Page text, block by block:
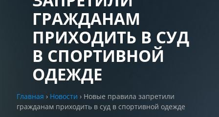
Задать вопрос
(WhatsApp)
Позвонить нам
ГРАЖДАНАМ
ПРИХОДИТЬ В СУД
В СПОРТИВНОЙ
ОДЕЖДЕ
Главная › Новости › Новые правила запретили
гражданам приходить в суд в спортивной одежде